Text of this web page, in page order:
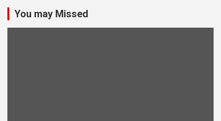
You may Missed